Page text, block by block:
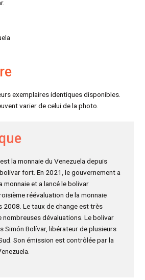
exemplaires identiques disponibles.
varier de celui de la photo.
est la monnaie du Venezuela depuis
fort. En 2021, le gouvernement a
monnaie et a lancé le bolivar
réévaluation de la monnaie
2008. Le taux de change est très
nombreuses dévaluations. Le bolivar
Simón Bolívar, libérateur de plusieurs
Son émission est contrôlée par la